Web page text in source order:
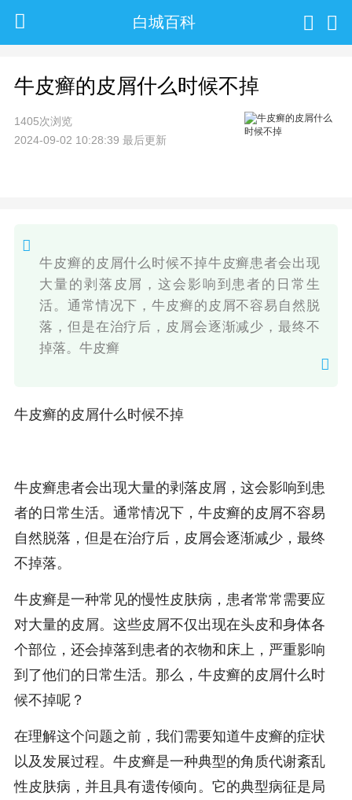
白城百科
牛皮癣的皮屑什么时候不掉
1405次浏览
2024-09-02 10:28:39 最后更新
牛皮癣的皮屑什么时候不掉牛皮癣患者会出现
大量的剥落皮屑，这会影响到患者的日常生
活。通常情况下，牛皮癣的皮屑不容易自然脱
落，但是在治疗后，皮屑会逐渐减少，最终不
掉落。牛皮癣
牛皮癣的皮屑什么时候不掉
牛皮癣患者会出现大量的剥落皮屑，这会影响到患
者的日常生活。通常情况下，牛皮癣的皮屑不容易
自然脱落，但是在治疗后，皮屑会逐渐减少，最终
不掉落。
牛皮癣是一种常见的慢性皮肤病，患者常常需要应
对大量的皮屑。这些皮屑不仅出现在头皮和身体各
个部位，还会掉落到患者的衣物和床上，严重影响
到了他们的日常生活。那么，牛皮癣的皮屑什么时
候不掉呢？
在理解这个问题之前，我们需要知道牛皮癣的症状
以及发展过程。牛皮癣是一种典型的角质代谢紊乱
性皮肤病，并且具有遗传倾向。它的典型病征是局